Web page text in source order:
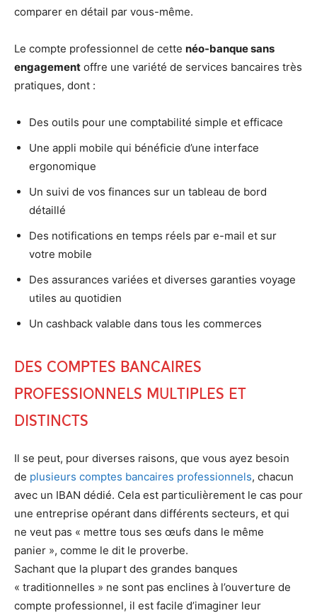
comparer en détail par vous-même.
Le compte professionnel de cette néo-banque sans
engagement offre une variété de services bancaires très
pratiques, dont :
Des outils pour une comptabilité simple et efficace
Une appli mobile qui bénéficie d’une interface
ergonomique
Un suivi de vos finances sur un tableau de bord
détaillé
Des notifications en temps réels par e-mail et sur
votre mobile
Des assurances variées et diverses garanties voyage
utiles au quotidien
Un cashback valable dans tous les commerces
Des comptes bancaires
professionnels multiples et
distincts
Il se peut, pour diverses raisons, que vous ayez besoin
de plusieurs comptes bancaires professionnels, chacun
avec un IBAN dédié. Cela est particulièrement le cas pour
une entreprise opérant dans différents secteurs, et qui
ne veut pas « mettre tous ses œufs dans le même
panier », comme le dit le proverbe.
Sachant que la plupart des grandes banques
« traditionnelles » ne sont pas enclines à l’ouverture de
compte professionnel, il est facile d’imaginer leur